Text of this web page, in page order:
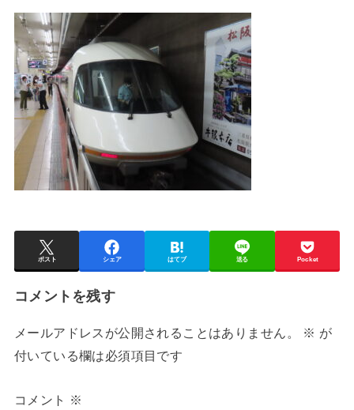
ポスト シェア はてブ 送る Pocket
コメントを残す
メールアドレスが公開されることはありません。 ※ が
付いている欄は必須項目です
コメント ※